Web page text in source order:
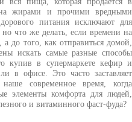
жирами и прочими вредными
питания исключают для
что же делать, если времени на
а до того, как отправиться домой,
искать самые разные способы
купив в супермаркете кефир и
в офисе. Это часто заставляет
современное время, когда
элементы комфорта для людей,
и витаминного фаст-фуда?